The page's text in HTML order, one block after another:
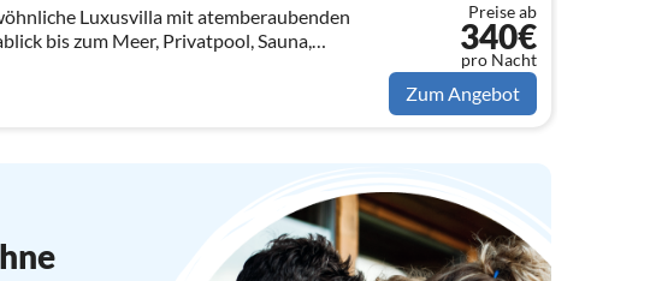
Luxusvilla mit atemberaubenden
bis zum Meer, Privatpool, Sauna,
für bis zu 8 (auf Anfrage 10) Personen
Preise ab
340€
pro Nacht
Zum Angebot